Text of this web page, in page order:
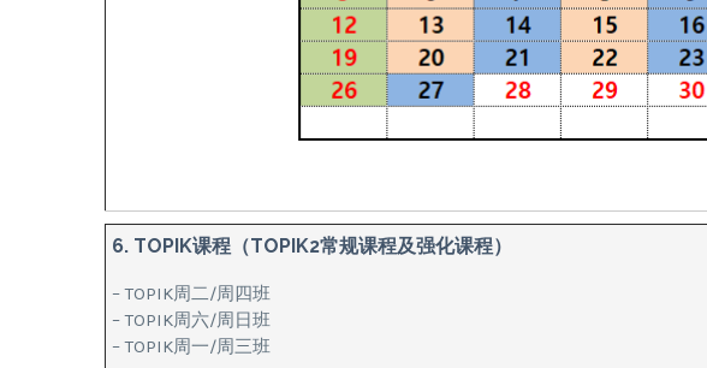
6. TOPIK课程（TOPIK2常规课程及强化课程）
– TOPIK周二/周四班
– TOPIK周六/周日班
– TOPIK周一/周三班